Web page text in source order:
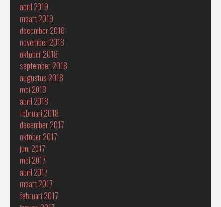
april 2019
maart 2019
december 2018
november 2018
oktober 2018
september 2018
augustus 2018
mei 2018
april 2018
februari 2018
december 2017
oktober 2017
juni 2017
mei 2017
april 2017
maart 2017
februari 2017